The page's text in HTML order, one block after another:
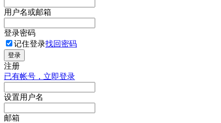
用户名或邮箱
登录密码
记住登录找回密码
登录
注册
已有帐号，立即登录
设置用户名
邮箱